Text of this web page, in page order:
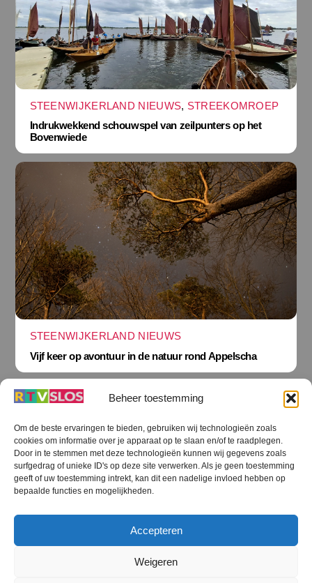
Beheer toestemming
Om de beste ervaringen te bieden, gebruiken wij technologieën zoals
cookies om informatie over je apparaat op te slaan en/of te raadplegen.
Door in te stemmen met deze technologieën kunnen wij gegevens zoals
surfgedrag of unieke ID's op deze site verwerken. Als je geen toestemming
geeft of uw toestemming intrekt, kan dit een nadelige invloed hebben op
bepaalde functies en mogelijkheden.
Accepteren
Weigeren
STEENWIJKERLAND NIEUWS, STREEKOMROEP
Indrukwekkend schouwspel van zeilpunters op het
Bovenwiede
STEENWIJKERLAND NIEUWS
Vijf keer op avontuur in de natuur rond Appelscha
Terug
naar
boven
RTV SLOS
RTV SLOS ANBI